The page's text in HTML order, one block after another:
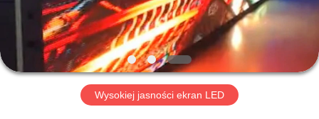
FILMY
POKAZ
VR
Wysokiej jasności ekran LED